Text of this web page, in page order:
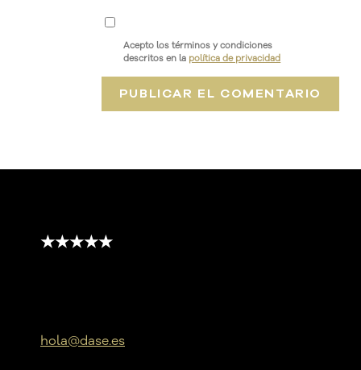
Acepto los términos y condiciones
descritos en la política de privacidad
★★★★★
hola@dase.es